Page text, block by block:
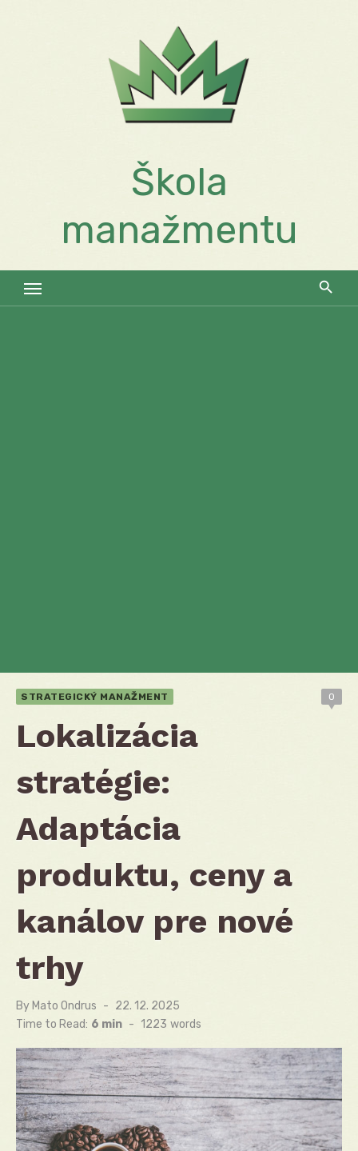
Škola
manažmentu
STRATEGICKÝ MANAŽMENT 0
Lokalizácia
stratégie:
Adaptácia
produktu, ceny a
kanálov pre nové
trhy
By Mato Ondrus
Posted
on
22. 12. 2025
Time to Read: 6 min - 1223 words